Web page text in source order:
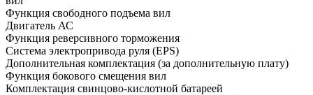
Функция свободного подъема вил
Двигатель АС
Функция реверсивного торможения
Система электропривода руля (EPS)
Дополнительная комплектация (за дополнительную плату)
Функция бокового смещения вил
Комплектация свинцово-кислотной батареей